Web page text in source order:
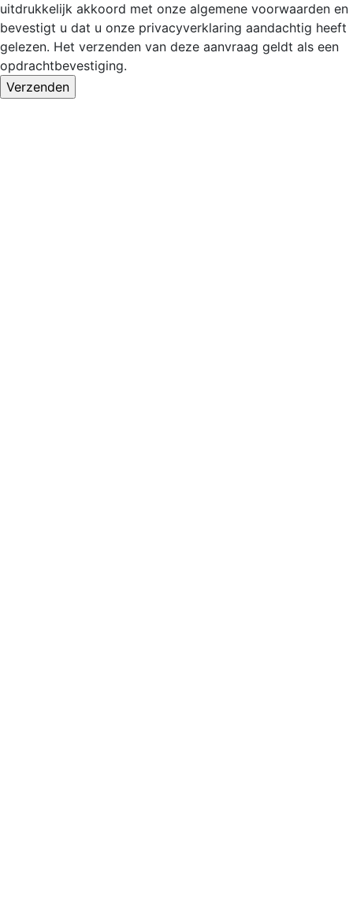
uitdrukkelijk akkoord met onze algemene voorwaarden en
bevestigt u dat u onze privacyverklaring aandachtig heeft
gelezen. Het verzenden van deze aanvraag geldt als een
opdrachtbevestiging.